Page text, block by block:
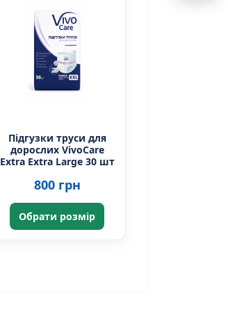
Підгузки труси для
дорослих VivoCare
Extra Extra Large 30 шт
800 грн
Обрати розмір